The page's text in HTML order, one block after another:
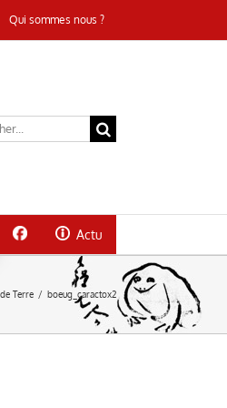
Qui sommes nous ?
Actu
Terre / boeug_caractox2